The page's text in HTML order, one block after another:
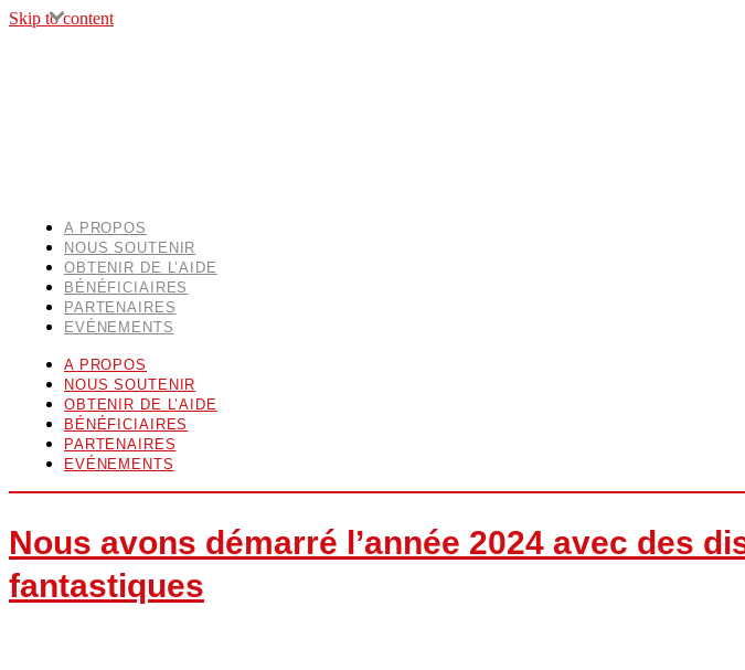
Skip to content
A PROPOS
NOUS SOUTENIR
OBTENIR DE L’AIDE
BÉNÉFICIAIRES
PARTENAIRES
EVÉNEMENTS
A PROPOS
NOUS SOUTENIR
OBTENIR DE L’AIDE
BÉNÉFICIAIRES
PARTENAIRES
EVÉNEMENTS
Nous avons démarré l’année 2024 avec des
fantastiques